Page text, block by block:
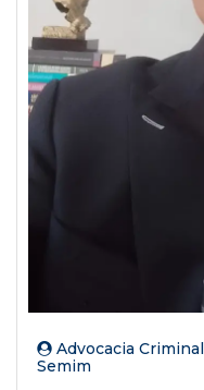
Advocacia
Semim